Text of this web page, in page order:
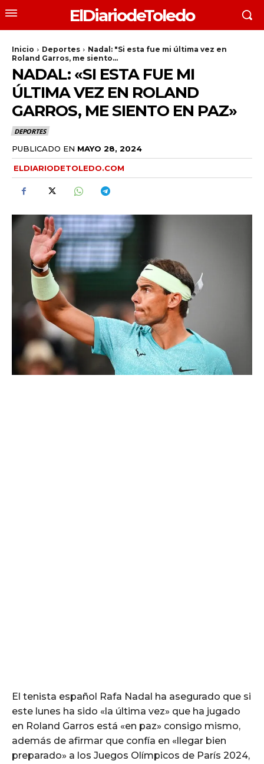
ElDiariodeToledo
Inicio Deportes
Nadal: "Si esta fue mi última vez en
Roland Garros, me siento...
NADAL: «SI ESTA FUE MI
ÚLTIMA VEZ EN ROLAND
GARROS, ME SIENTO EN PAZ»
DEPORTES
PUBLICADO EN MAYO 28, 2024
ELDIARIODETOLEDO.COM
El tenista español Rafa Nadal ha asegurado que si
este lunes ha sido «la última vez» que ha jugado
en Roland Garros está «en paz» consigo mismo,
además de afirmar que confía en «llegar bien
preparado» a los Juegos Olímpicos de París 2024,